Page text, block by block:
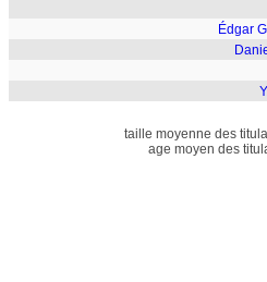
Édgar
taille moyenne des
age moyen des